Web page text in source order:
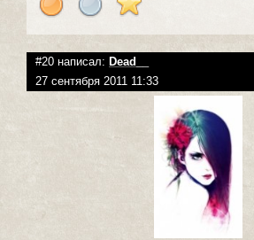
#20 написал: Dead__
27 сентября 2011 11:33